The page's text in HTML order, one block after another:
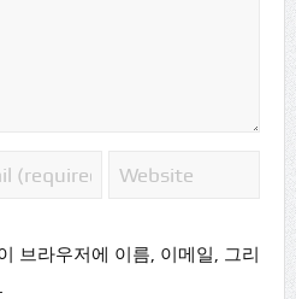
브라우저에 이름, 이메일, 그리